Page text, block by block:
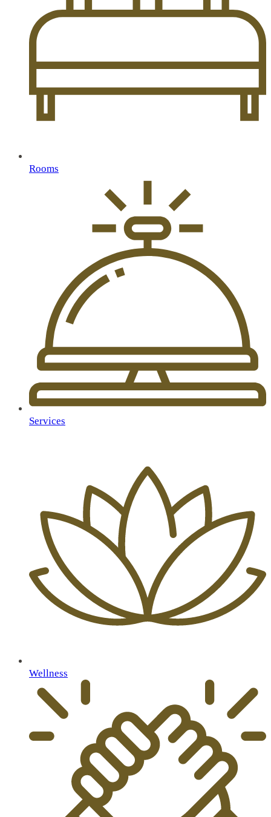
Rooms
Services
Wellness